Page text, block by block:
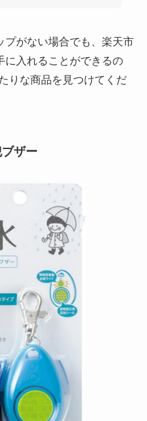
プがない場合でも、楽天市
に入れることができるの
りな商品を見つけてくだ
ザー